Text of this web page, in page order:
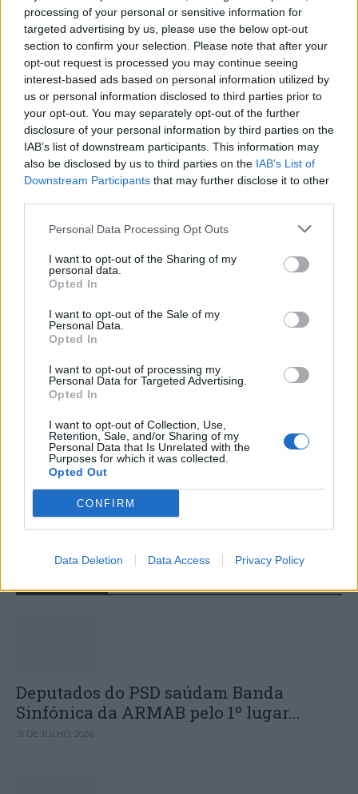
processing of your personal or sensitive information for
targeted advertising by us, please use the below opt-out
section to confirm your selection. Please note that after your
opt-out request is processed you may continue seeing
interest-based ads based on personal information utilized by
us or personal information disclosed to third parties prior to
your opt-out. You may separately opt-out of the further
disclosure of your personal information by third parties on the
IAB’s list of downstream participants. This information may
also be disclosed by us to third parties on the IAB’s List of
Downstream Participants that may further disclose it to other
Personal Data Processing Opt Outs
I want to opt-out of the Sharing of my
personal data.
Opted In
I want to opt-out of the Sale of my
Personal Data.
Opted In
I want to opt-out of processing my
Personal Data for Targeted Advertising.
Opted In
I want to opt-out of Collection, Use,
Retention, Sale, and/or Sharing of my
Personal Data that Is Unrelated with the
Purposes for which it was collected.
Opted Out
CONFIRM
Data Deletion Data Access Privacy Policy
Deputados do PSD saúdam Banda
Sinfónica da ARMAB pelo 1º lugar no
certame internacional de Valência
Capacita Jovem de Poiares aproxima
jovens ao mundo do trabalho
Colheita de sangue regressa ao
Hospital Sousa Martins durante o mês
de agosto
Deputados do PSD saúdam Banda
Sinfónica da ARMAB pelo 1º lugar...
31 DE JULHO, 2026